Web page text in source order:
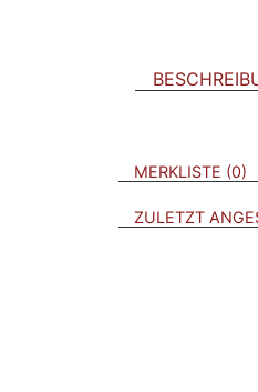
VERWEISE
MERKLISTE 0
ZULETZT